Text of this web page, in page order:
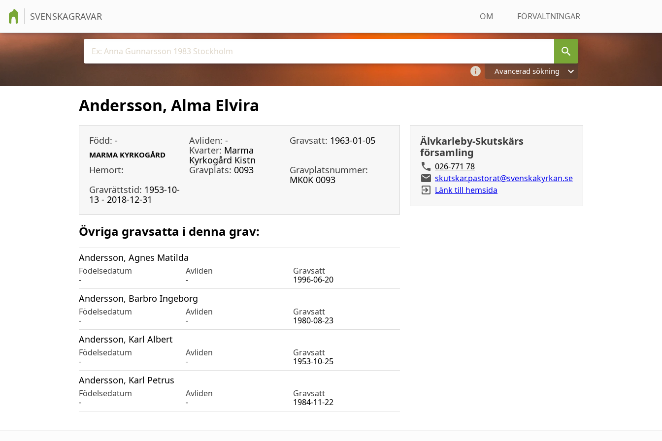
SVENSKAGRAVAR OM FÖRVALTNINGAR
Avancerad sökning
Andersson, Alma Elvira
Född: - Avliden: - Gravsatt: 1963-01-05
MARMA KYRKOGÅRD Kvarter: Marma
Kyrkogård Kistn
Hemort:
Gravplats: 0093
Gravplatsnummer:
MK0K 0093
Gravrättstid: 1953-10-
13 - 2018-12-31
Övriga gravsatta i denna grav:
Andersson, Agnes Matilda
Födelsedatum Avliden
Gravsatt
-
- 1996-06-20
Andersson, Barbro Ingeborg
Födelsedatum Avliden
Gravsatt
-
- 1980-08-23
Andersson, Karl Albert
Födelsedatum Avliden
Gravsatt
-
- 1953-10-25
Andersson, Karl Petrus
Födelsedatum Avliden
Gravsatt
-
- 1984-11-22
Älvkarleby-Skutskärs
församling
026-771 78
skutskar.pastorat@svenskakyrkan.se
Länk till hemsida